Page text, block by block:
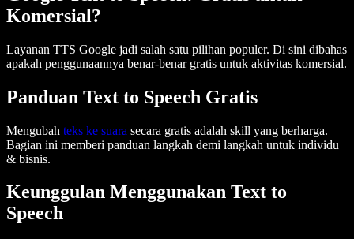
Komersial?
Layanan TTS Google jadi salah satu pilihan populer. Di sini dibahas
apakah penggunaannya benar-benar gratis untuk aktivitas komersial.
Panduan Text to Speech Gratis
Mengubah teks ke suara secara gratis adalah skill yang berharga.
Bagian ini memberi panduan langkah demi langkah untuk individu
& bisnis.
Keunggulan Menggunakan Text to
Speech